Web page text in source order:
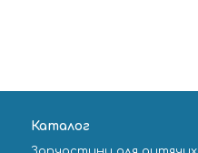
Каталог